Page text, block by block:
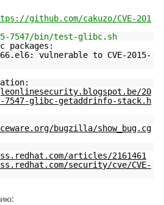
github.com/cakuzo/CVE-201
7547/bin/test-glibc.sh
vulnerable to CVE-2015-
20
7547-glibc-getaddrinfo-stack.h
bugzilla/show_bug.cg
articles/2161461
security/cve/CVE-